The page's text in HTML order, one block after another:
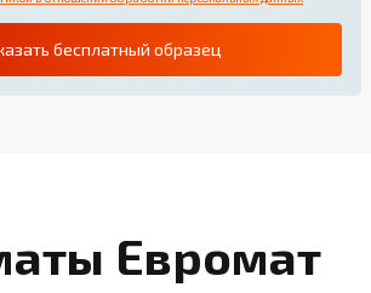
бесплатный образец
Евромат